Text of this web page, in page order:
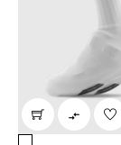
